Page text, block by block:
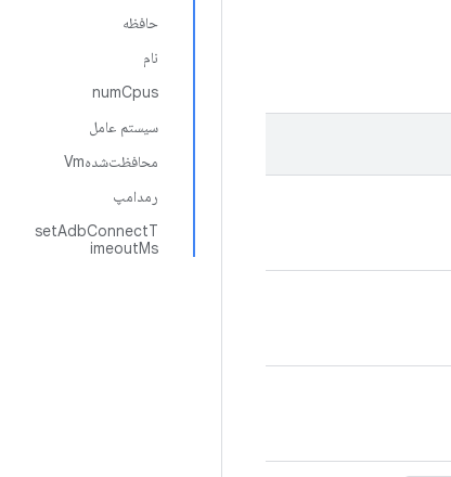
حافظه
نام
numCpus
سیستم عامل
محافظت‌شدهVm
رمدامپ
setAdbConnectT
imeoutMs